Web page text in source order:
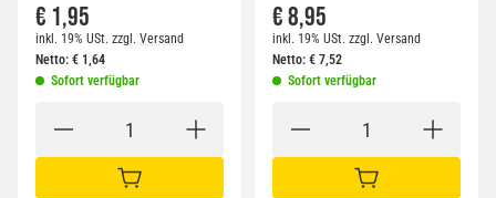
€ 1,95
inkl. 19% USt. zzgl. Versand
Netto: € 1,64
Sofort verfügbar
IN DEN WARENKORB
€ 8,95
inkl. 19% USt. zzgl. Versand
Netto: € 7,52
Sofort verfügbar
IN DEN WARENKORB